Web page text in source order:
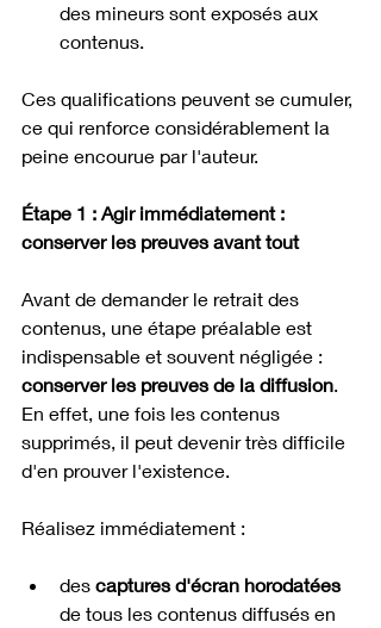
des mineurs sont exposés aux
contenus.
Ces qualifications peuvent se cumuler,
ce qui renforce considérablement la
peine encourue par l'auteur.
Étape 1 : Agir immédiatement :
conserver les preuves avant tout
Avant de demander le retrait des
contenus, une étape préalable est
indispensable et souvent négligée :
conserver les preuves de la diffusion.
En effet, une fois les contenus
supprimés, il peut devenir très difficile
d'en prouver l'existence.
Réalisez immédiatement :
des captures d'écran horodatées
de tous les contenus diffusés en